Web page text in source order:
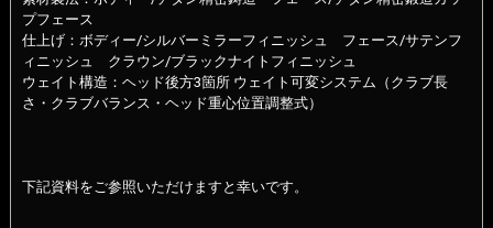
プフェース
仕上げ：ボディー/シルバーミラーフィニッシュ フェース/サテンフ
ィニッシュ クラウン/ブラックナイトフィニッシュ
ウェイト構造：ヘッド後方3箇所 ウェイト可変システム（クラブ長
さ・クラブバランス・ヘッド重心位置調整式）
下記資料をご参照いただけますと幸いです。